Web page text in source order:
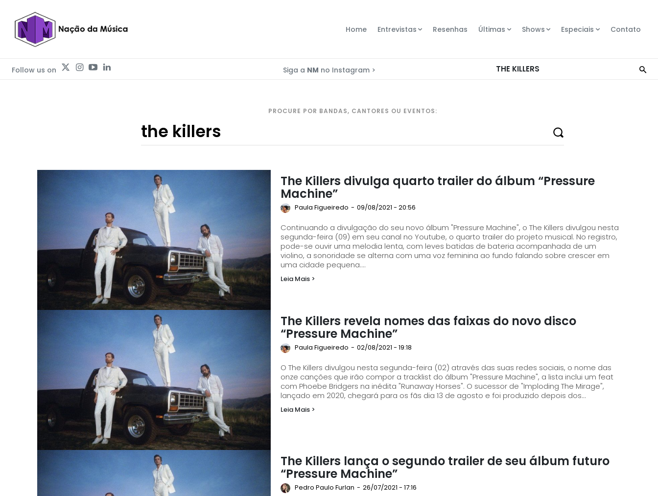
Home Entrevistas Resenhas Últimas Shows Especiais Contato
Follow us on Siga a NM no Instagram >
PROCURE POR BANDAS, CANTORES OU EVENTOS:
The Killers divulga quarto trailer do álbum “Pressure
Machine”
Paula Figueiredo - 09/08/2021 - 20:56
Continuando a divulgação do seu novo álbum "Pressure Machine", o The Killers divulgou nesta
segunda-feira (09) em seu canal no Youtube, o quarto trailer do projeto musical. No registro,
pode-se ouvir uma melodia lenta, com leves batidas de bateria acompanhada de um
violino, a sonoridade se alterna com uma voz feminina ao fundo falando sobre crescer em
uma cidade pequena....
Leia Mais >
The Killers revela nomes das faixas do novo disco
“Pressure Machine”
Paula Figueiredo - 02/08/2021 - 19:18
O The Killers divulgou nesta segunda-feira (02) através das suas redes sociais, o nome das
onze canções que irão compor a tracklist do álbum "Pressure Machine", a lista inclui um feat
com Phoebe Bridgers na inédita "Runaway Horses". O sucessor de "Imploding The Mirage",
lançado em 2020, chegará para os fãs dia 13 de agosto e foi produzido depois dos...
Leia Mais >
The Killers lança o segundo trailer de seu álbum futuro
“Pressure Machine”
Pedro Paulo Furlan - 26/07/2021 - 17:16